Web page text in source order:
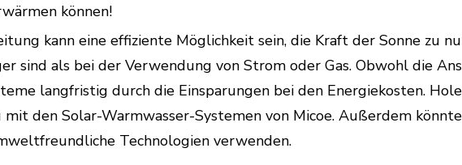
können!
kann eine effiziente Möglichkeit sein, die Kraft der Sonne zu
sind als bei der Verwendung von Strom oder Gas. Obwohl die
langfristig durch die Einsparungen bei den Energiekosten.
den Solar-Warmwasser-Systemen von Micoe. Außerdem
Technologien verwenden.